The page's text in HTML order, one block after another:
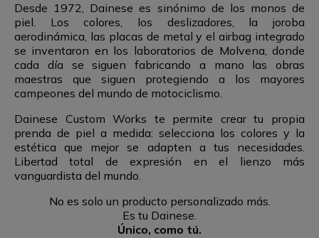
Desde 1972, Dainese es sinónimo de los monos de
piel. Los colores, los deslizadores, la joroba
aerodinámica, las placas de metal y el airbag integrado
se inventaron en los laboratorios de Molvena, donde
cada día se siguen fabricando a mano las obras
maestras que siguen protegiendo a los mayores
campeones del mundo de motociclismo.
Dainese Custom Works te permite crear tu propia
prenda de piel a medida: selecciona los colores y la
estética que mejor se adapten a tus necesidades.
Libertad total de expresión en el lienzo más
vanguardista del mundo.
No es solo un producto personalizado más.
Es tu Dainese.
Único, como tú.